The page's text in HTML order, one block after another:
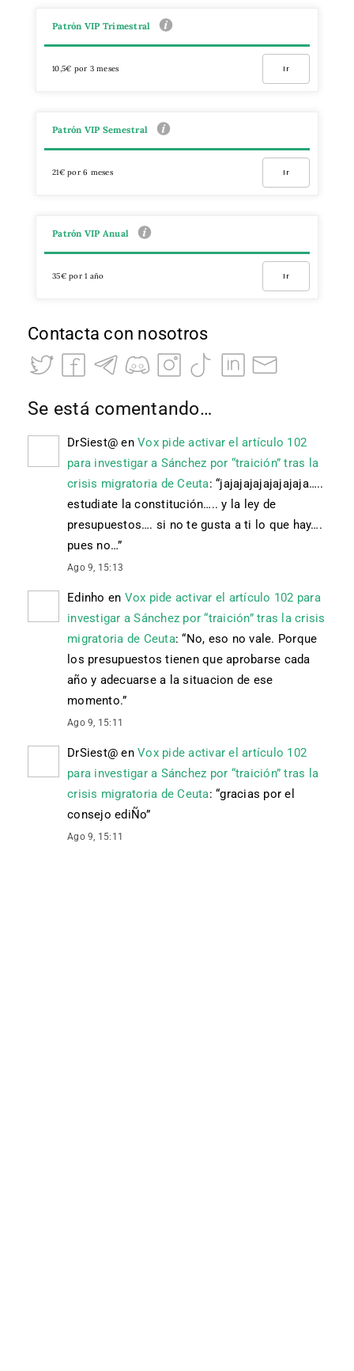
Patrón VIP Trimestral
10,5€ por 3 meses Ir
Patrón VIP Semestral
21€ por 6 meses Ir
Patrón VIP Anual
35€ por 1 año Ir
Contacta con nosotros
Se está comentando…
DrSiest@ en Vox pide activar el artículo 102
para investigar a Sánchez por “traición” tras la
crisis migratoria de Ceuta: “jajajajajajajajaja…..
estudiate la constitución….. y la ley de
presupuestos…. si no te gusta a ti lo que hay….
pues no…”
Ago 9, 15:13
Edinho en Vox pide activar el artículo 102 para
investigar a Sánchez por “traición” tras la crisis
migratoria de Ceuta: “No, eso no vale. Porque
los presupuestos tienen que aprobarse cada
año y adecuarse a la situacion de ese
momento.”
Ago 9, 15:11
DrSiest@ en Vox pide activar el artículo 102
para investigar a Sánchez por “traición” tras la
crisis migratoria de Ceuta: “gracias por el
consejo ediÑo”
Ago 9, 15:11